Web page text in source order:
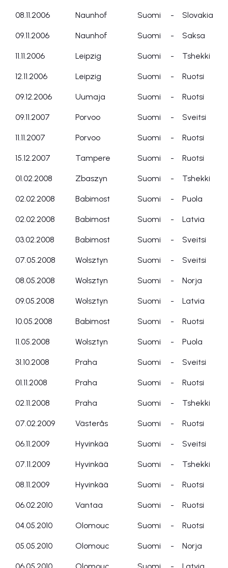
08.11.2006 Naunhof Suomi - Slovakia
09.11.2006 Naunhof Suomi - Saksa
11.11.2006 Leipzig Suomi - Tshekki
12.11.2006 Leipzig Suomi - Ruotsi
09.12.2006 Uumaja Suomi - Ruotsi
09.11.2007 Porvoo Suomi - Sveitsi
11.11.2007 Porvoo Suomi - Ruotsi
15.12.2007 Tampere Suomi - Ruotsi
01.02.2008 Zbaszyn Suomi - Tshekki
02.02.2008 Babimost Suomi - Puola
02.02.2008 Babimost Suomi - Latvia
03.02.2008 Babimost Suomi - Sveitsi
07.05.2008 Wolsztyn Suomi - Sveitsi
08.05.2008 Wolsztyn Suomi - Norja
09.05.2008 Wolsztyn Suomi - Latvia
10.05.2008 Babimost Suomi - Ruotsi
11.05.2008 Wolsztyn Suomi - Puola
31.10.2008 Praha Suomi - Sveitsi
01.11.2008 Praha Suomi - Ruotsi
02.11.2008 Praha Suomi - Tshekki
07.02.2009 Västerås Suomi - Ruotsi
06.11.2009 Hyvinkää Suomi - Sveitsi
07.11.2009 Hyvinkää Suomi - Tshekki
08.11.2009 Hyvinkää Suomi - Ruotsi
06.02.2010 Vantaa Suomi - Ruotsi
04.05.2010 Olomouc Suomi - Ruotsi
05.05.2010 Olomouc Suomi - Norja